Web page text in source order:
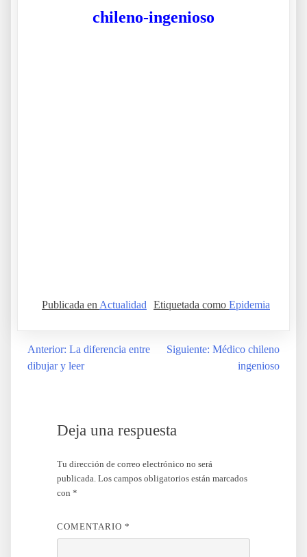
chileno-ingenioso
Publicada en Actualidad Etiquetada como Epidemia
Navegación
Anterior: La diferencia entre
dibujar y leer
Siguiente: Médico chileno
ingenioso
Deja una respuesta
Tu dirección de correo electrónico no será
publicada. Los campos obligatorios están marcados
con *
COMENTARIO *